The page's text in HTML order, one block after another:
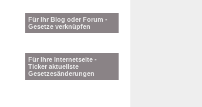
Für Ihr Blog oder Forum -
Gesetze verknüpfen
Für Ihre Internetseite -
Ticker aktuellste
Gesetzesänderungen